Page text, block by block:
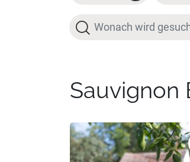
Suche
Sauvignon